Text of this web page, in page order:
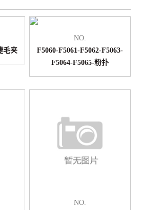
毛夹
NO.
F5060-F5061-F5062-F5063-
F5064-F5065-粉扑
NO.